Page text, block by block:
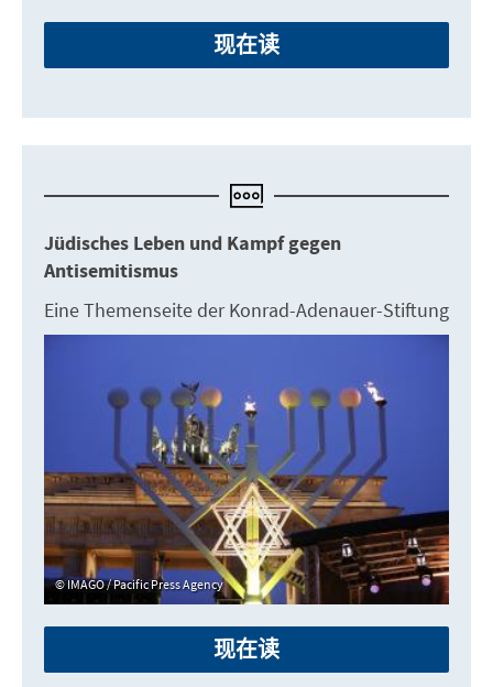
现在读
Jüdisches Leben und Kampf gegen
Antisemitismus
Eine Themenseite der Konrad-Adenauer-Stiftung
IMAGO / Pacific Press Agency
现在读